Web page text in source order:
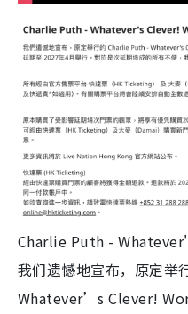
Charlie Puth -
我们遗憾地宣布，原定
Whatever’s Clever!